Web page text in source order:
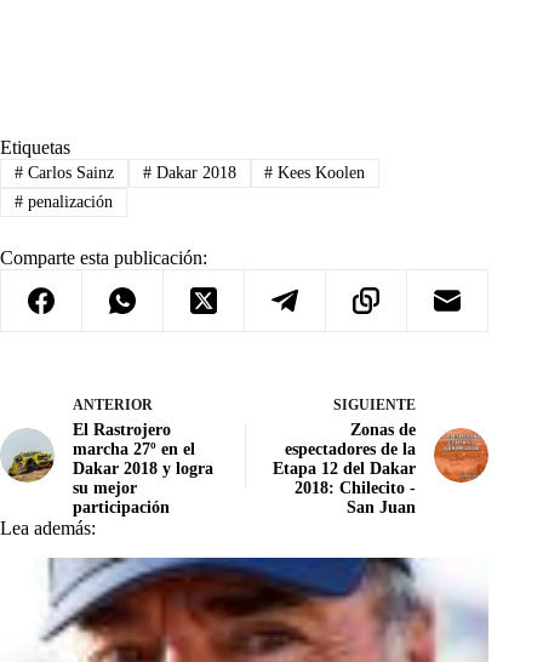
Etiquetas
#Carlos Sainz #Dakar 2018 # Kees Koolen
#penalización
Comparte esta publicación:
ANTERIOR
El Rastrojero
marcha 27º en el
Dakar 2018 y logra
su mejor
participación
SIGUIENTE
Zonas de
espectadores de la
Etapa 12 del Dakar
2018: Chilecito -
San Juan
Lea además: